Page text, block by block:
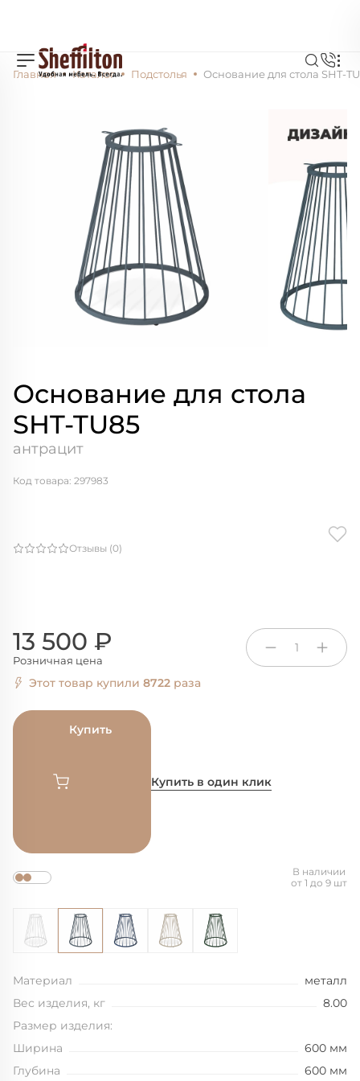
Главная Каталог Подстолья Основание для стола SHT-
Основание для стола
SHT-TU85
антрацит
Отзывы (0)
Код товара: 297983
13 500 ₽
Розничная цена
1
Этот товар купили 8722 раза
Купить
Купить в один клик
В наличии
от 1 до 9 шт
Материал
металл
Вес изделия, кг
8.00
Размер изделия:
Ширина
600 мм
Глубина
600 мм